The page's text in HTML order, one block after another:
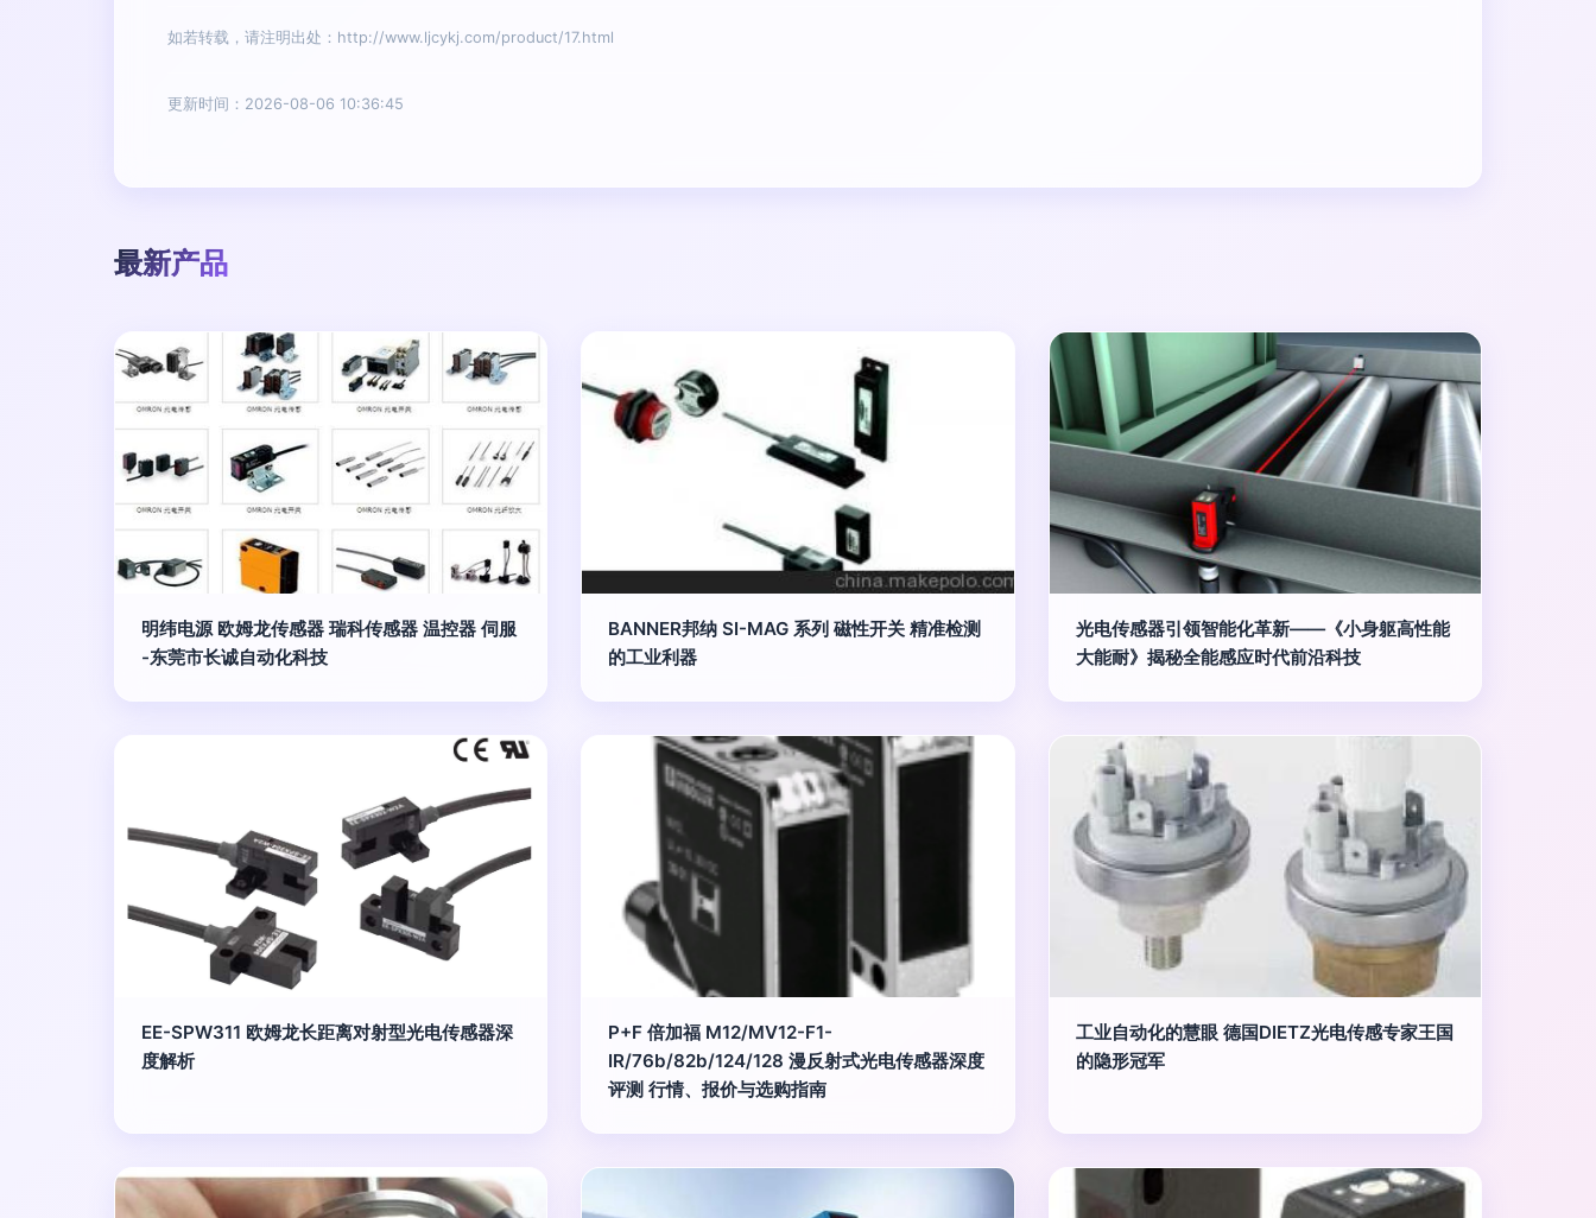
如若转载，请注明出处：http://www.ljcykj.com/product/17.html
更新时间：2026-08-06 10:36:45
最新产品
明纬电源 欧姆龙传感器 瑞科传感器 温控器 伺服
-东莞市长诚自动化科技
BANNER邦纳 SI-MAG 系列 磁性开关 精准检测
的工业利器
光电传感器引领智能化革新——《小身躯高性能
大能耐》揭秘全能感应时代前沿科技
EE-SPW311 欧姆龙长距离对射型光电传感器深
度解析
P+F 倍加福 M12/MV12-F1-
IR/76b/82b/124/128 漫反射式光电传感器深度
评测 行情、报价与选购指南
工业自动化的慧眼 德国DIETZ光电传感专家王国
的隐形冠军